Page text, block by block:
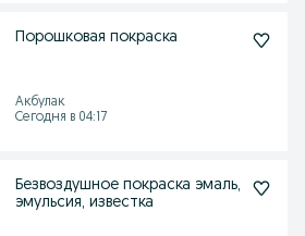
Порошковая покраска
Акбулак
Сегодня в 04:17
Безвоздушное покраска эмаль,
эмульсия, известка